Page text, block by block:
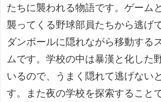
たちに襲われる物語です。ゲーム
襲ってくる野球部員たちから逃げ
ダンボールに隠れながら移動する
ムです。学校の中は暴漢と化した
いるので、うまく隠れて逃げない
す。また夜の学校を探索すること